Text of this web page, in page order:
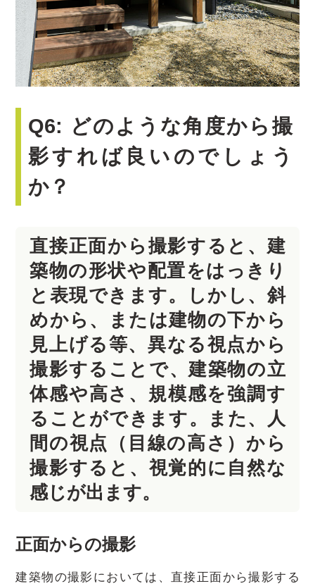
Q6: どのような角度から撮
影すれば良いのでしょう
か？
直接正面から撮影すると、建
築物の形状や配置をはっきり
と表現できます。しかし、斜
めから、または建物の下から
見上げる等、異なる視点から
撮影することで、建築物の立
体感や高さ、規模感を強調す
ることができます。また、人
間の視点（目線の高さ）から
撮影すると、視覚的に自然な
感じが出ます。
正面からの撮影
建築物の撮影においては、直接正面から撮影する